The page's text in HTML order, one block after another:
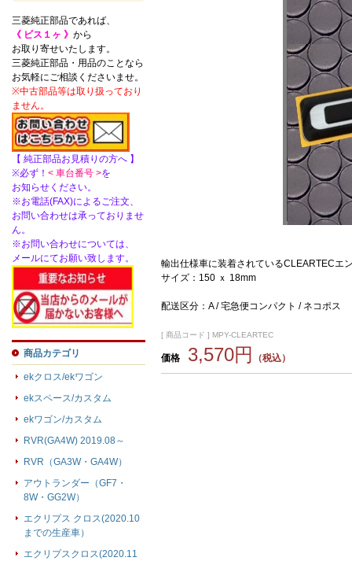
輸出仕様車に装着されているCLEARTECエ
サイズ：150 ｘ 18mm
配送区分：A / 宅急便コンパクト / ネコポス
[ 商品コード ] MPY-CLEARTEC
価格 3,570円 （税込）
三菱純正部品であれば、
《 ビス１ヶ 》 から
お取り寄せいたします。
三菱純正部品・用品のことなら
お気軽にご相談くださいませ。
※中古部品等は取り扱っており
ません。
【 純正部品お見積りの方へ 】
※必ず！ < 車台番号 >を
お知らせください。
※お電話(FAX)によるご注文、
お問い合わせは承っておりませ
ん。
※お問い合わせについては、
メールにてお願い致します。
商品カテゴリ
ekクロス/ekワゴン
ekスペース/カスタム
ekワゴン/カスタム
RVR(GA4W) 2019.08～
RVR（GA3W・GA4W）
アウトランダー（GF7・
8W・GG2W）
エクリプス クロス(2020.10
までの生産車）
エクリプスクロス(2020.11